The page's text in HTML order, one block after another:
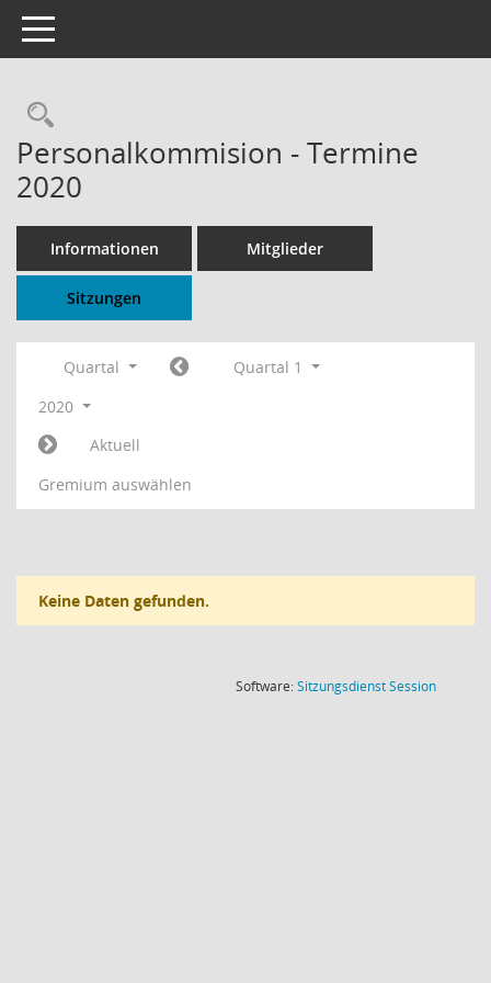
Toggle navigation
Rechercheauswahl
Personalkommision - Termine
2020
Informationen Mitglieder
Sitzungen
Quartal
Quartal 1
2020
Aktuell
Gremium auswählen
Keine Daten gefunden.
Software:SitzungsdienstSession(Wird in